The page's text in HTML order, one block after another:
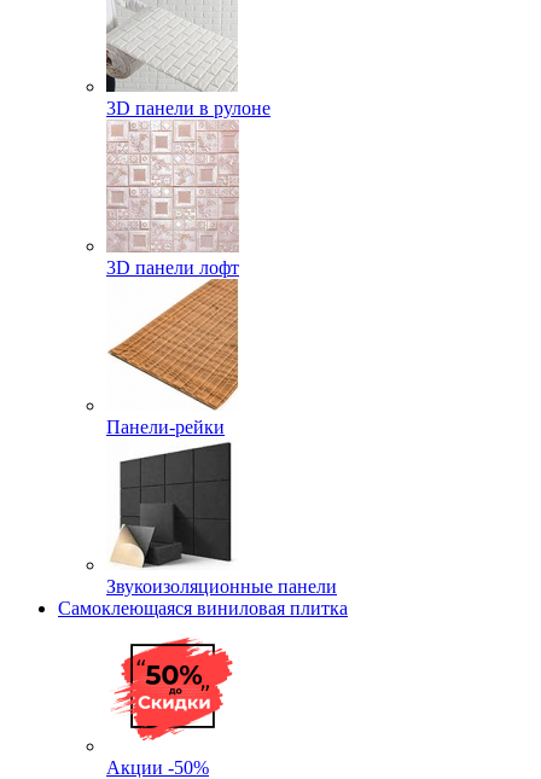
3D панели в рулоне
3D панели лофт
Панели-рейки
Звукоизоляционные панели
Самоклеющаяся виниловая плитка
Акции -50%